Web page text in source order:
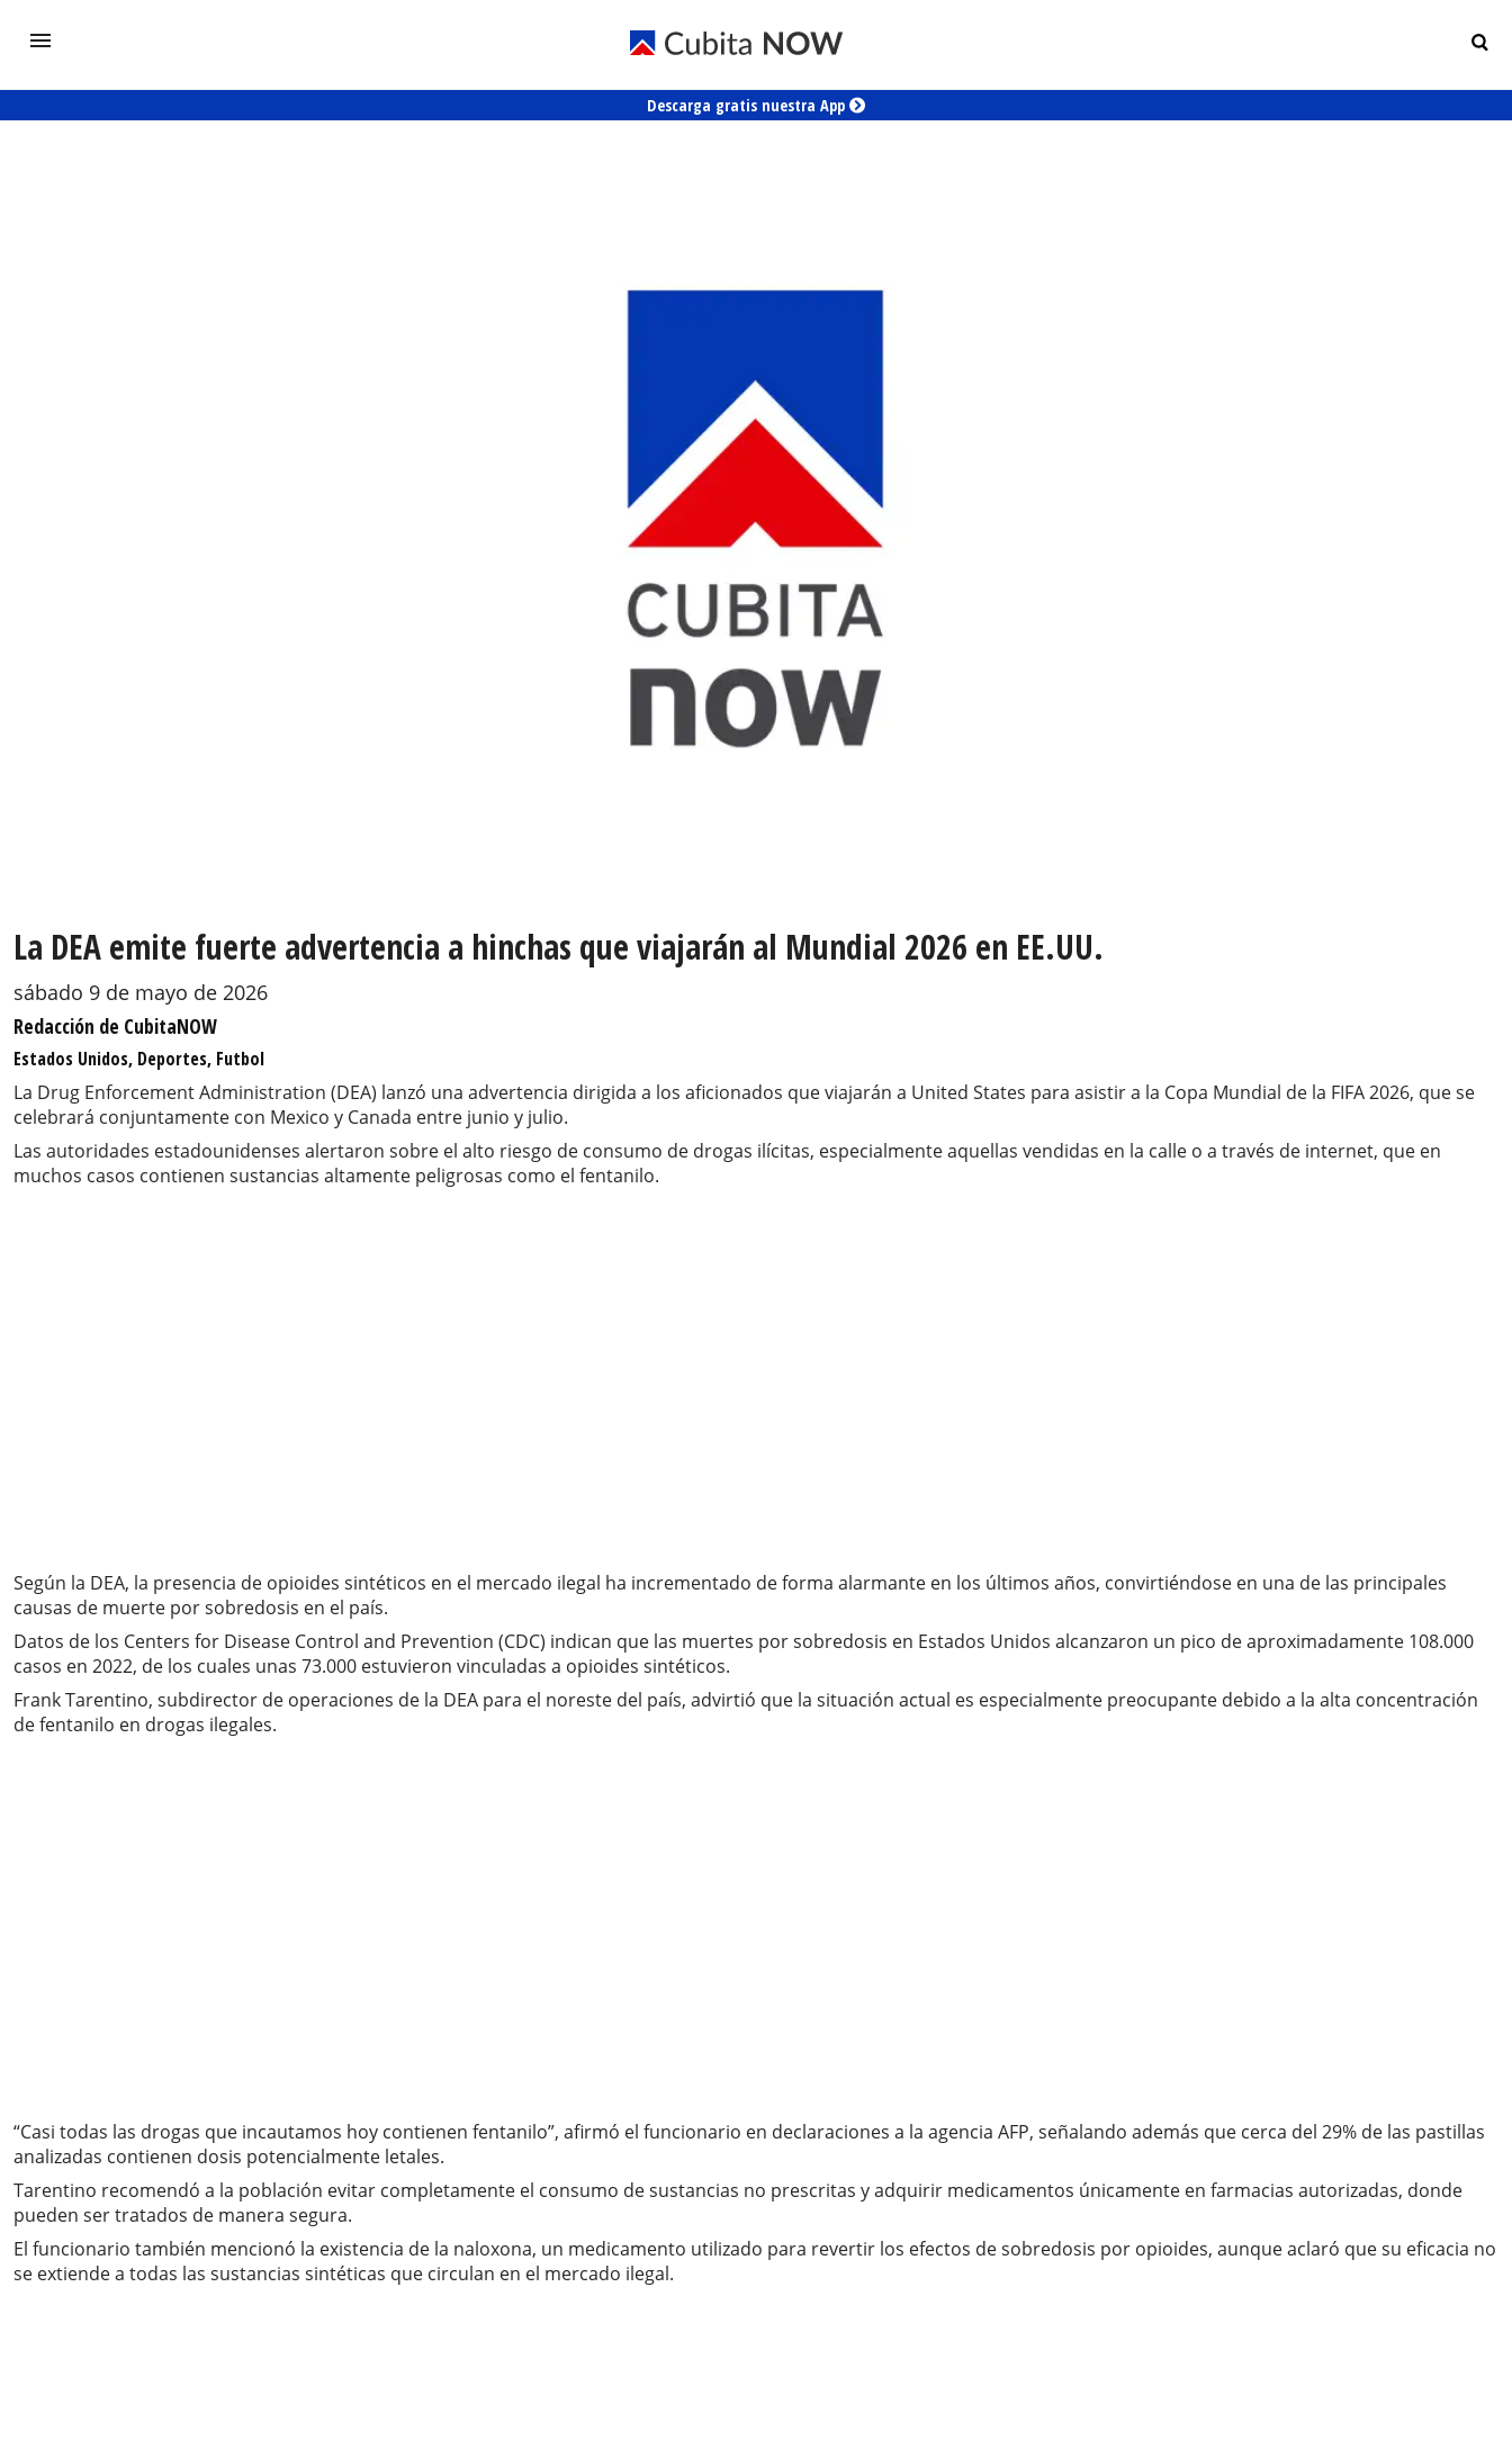
Descarga gratis nuestra App
La DEA emite fuerte advertencia a hinchas que viajarán al Mundial 2026 en EE.UU.
sábado 9 de mayo de 2026
Redacción de CubitaNOW
Estados Unidos, Deportes, Futbol
La Drug Enforcement Administration (DEA) lanzó una advertencia dirigida a los aficionados que viajarán a United States para asistir a la Copa Mundial de la FIFA 2026, que se
celebrará conjuntamente con Mexico y Canada entre junio y julio.
Las autoridades estadounidenses alertaron sobre el alto riesgo de consumo de drogas ilícitas, especialmente aquellas vendidas en la calle o a través de internet, que en
muchos casos contienen sustancias altamente peligrosas como el fentanilo.
Según la DEA, la presencia de opioides sintéticos en el mercado ilegal ha incrementado de forma alarmante en los últimos años, convirtiéndose en una de las principales
causas de muerte por sobredosis en el país.
Datos de los Centers for Disease Control and Prevention (CDC) indican que las muertes por sobredosis en Estados Unidos alcanzaron un pico de aproximadamente 108.000
casos en 2022, de los cuales unas 73.000 estuvieron vinculadas a opioides sintéticos.
Frank Tarentino, subdirector de operaciones de la DEA para el noreste del país, advirtió que la situación actual es especialmente preocupante debido a la alta concentración
de fentanilo en drogas ilegales.
“Casi todas las drogas que incautamos hoy contienen fentanilo”, afirmó el funcionario en declaraciones a la agencia AFP, señalando además que cerca del 29% de las pastillas
analizadas contienen dosis potencialmente letales.
Tarentino recomendó a la población evitar completamente el consumo de sustancias no prescritas y adquirir medicamentos únicamente en farmacias autorizadas, donde
pueden ser tratados de manera segura.
El funcionario también mencionó la existencia de la naloxona, un medicamento utilizado para revertir los efectos de sobredosis por opioides, aunque aclaró que su eficacia no
se extiende a todas las sustancias sintéticas que circulan en el mercado ilegal.